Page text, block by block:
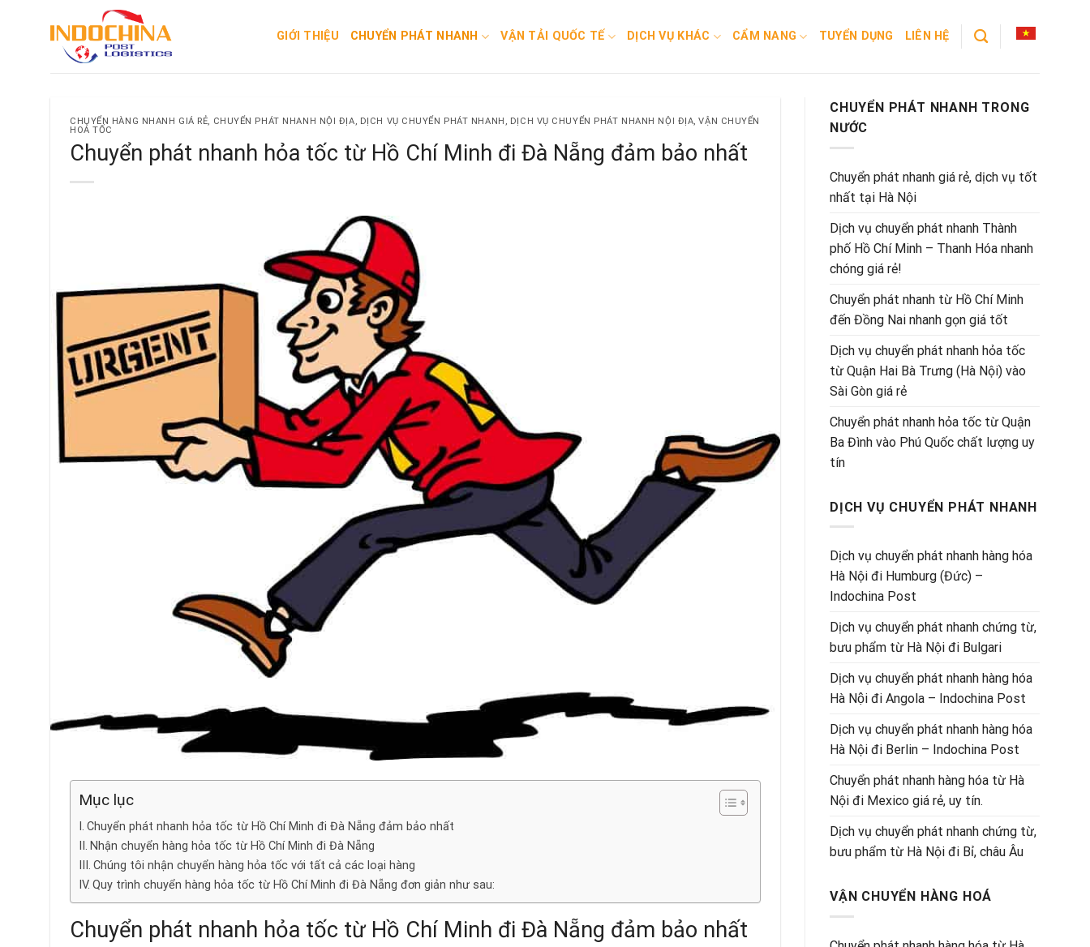
GIỚI THIỆU CHUYỂN PHÁT NHANH VẬN TẢI QUỐC TẾ DỊCH VỤ KHÁC CẨM NANG TUYỂN DỤNG LIÊN HỆ
CHUYỂN HÀNG NHANH GIÁ RẺ, CHUYỂN PHÁT NHANH NỘI ĐỊA, DỊCH VỤ CHUYỂN PHÁT NHANH , DỊCH VỤ CHUYỂN PHÁT NHANH NỘI ĐỊA,VẬN CHUYỂN
HOẢ TỐC
Chuyển phát nhanh hỏa tốc từ Hồ Chí Minh đi Đà Nẵng đảm bảo nhất
Mục lục
Chuyển phát nhanh hỏa tốc từ Hồ Chí Minh đi Đà Nẵng đảm bảo nhất
Nhận chuyển hàng hỏa tốc từ Hồ Chí Minh đi Đà Nẵng
Chúng tôi nhận chuyển hàng hỏa tốc với tất cả các loại hàng
Quy trình chuyển hàng hỏa tốc từ Hồ Chí Minh đi Đà Nẵng đơn giản như sau:
Chuyển phát nhanh hỏa tốc từ Hồ Chí Minh đi Đà Nẵng đảm bảo nhất
CHUYỂN PHÁT NHANH TRONG
NƯỚC
Chuyển phát nhanh giá rẻ, dịch vụ tốt
nhất tại Hà Nội
Dịch vụ chuyển phát nhanh Thành
phố Hồ Chí Minh – Thanh Hóa nhanh
chóng giá rẻ!
Chuyển phát nhanh từ Hồ Chí Minh
đến Đồng Nai nhanh gọn giá tốt
Dịch vụ chuyển phát nhanh hỏa tốc
từ Quận Hai Bà Trưng (Hà Nội) vào
Sài Gòn giá rẻ
Chuyển phát nhanh hỏa tốc từ Quận
Ba Đình vào Phú Quốc chất lượng uy
tín
DỊCH VỤ CHUYỂN PHÁT NHANH
Dịch vụ chuyển phát nhanh hàng hóa
Hà Nội đi Humburg (Đức) –
Indochina Post
Dịch vụ chuyển phát nhanh chứng từ,
bưu phẩm từ Hà Nội đi Bulgari
Dịch vụ chuyển phát nhanh hàng hóa
Hà Nội đi Angola – Indochina Post
Dịch vụ chuyển phát nhanh hàng hóa
Hà Nội đi Berlin – Indochina Post
Chuyển phát nhanh hàng hóa từ Hà
Nội đi Mexico giá rẻ, uy tín.
Dịch vụ chuyển phát nhanh chứng từ,
bưu phẩm từ Hà Nội đi Bỉ, châu Âu
VẬN CHUYỂN HÀNG HOÁ